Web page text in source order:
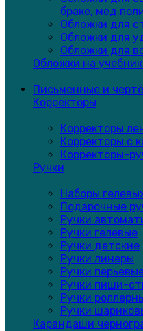
браке,
Обложки для
Обложки для
Обложки для
Обложки на
Письменные и
Корректоры
Корректоры
Корректоры с
Корректоры-
Ручки
Наборы
Подарочные
Ручки
Ручки гелевые
Ручки детские
Ручки линеры
Ручки
Ручки пиши-
Ручки
Ручки
Карандаши